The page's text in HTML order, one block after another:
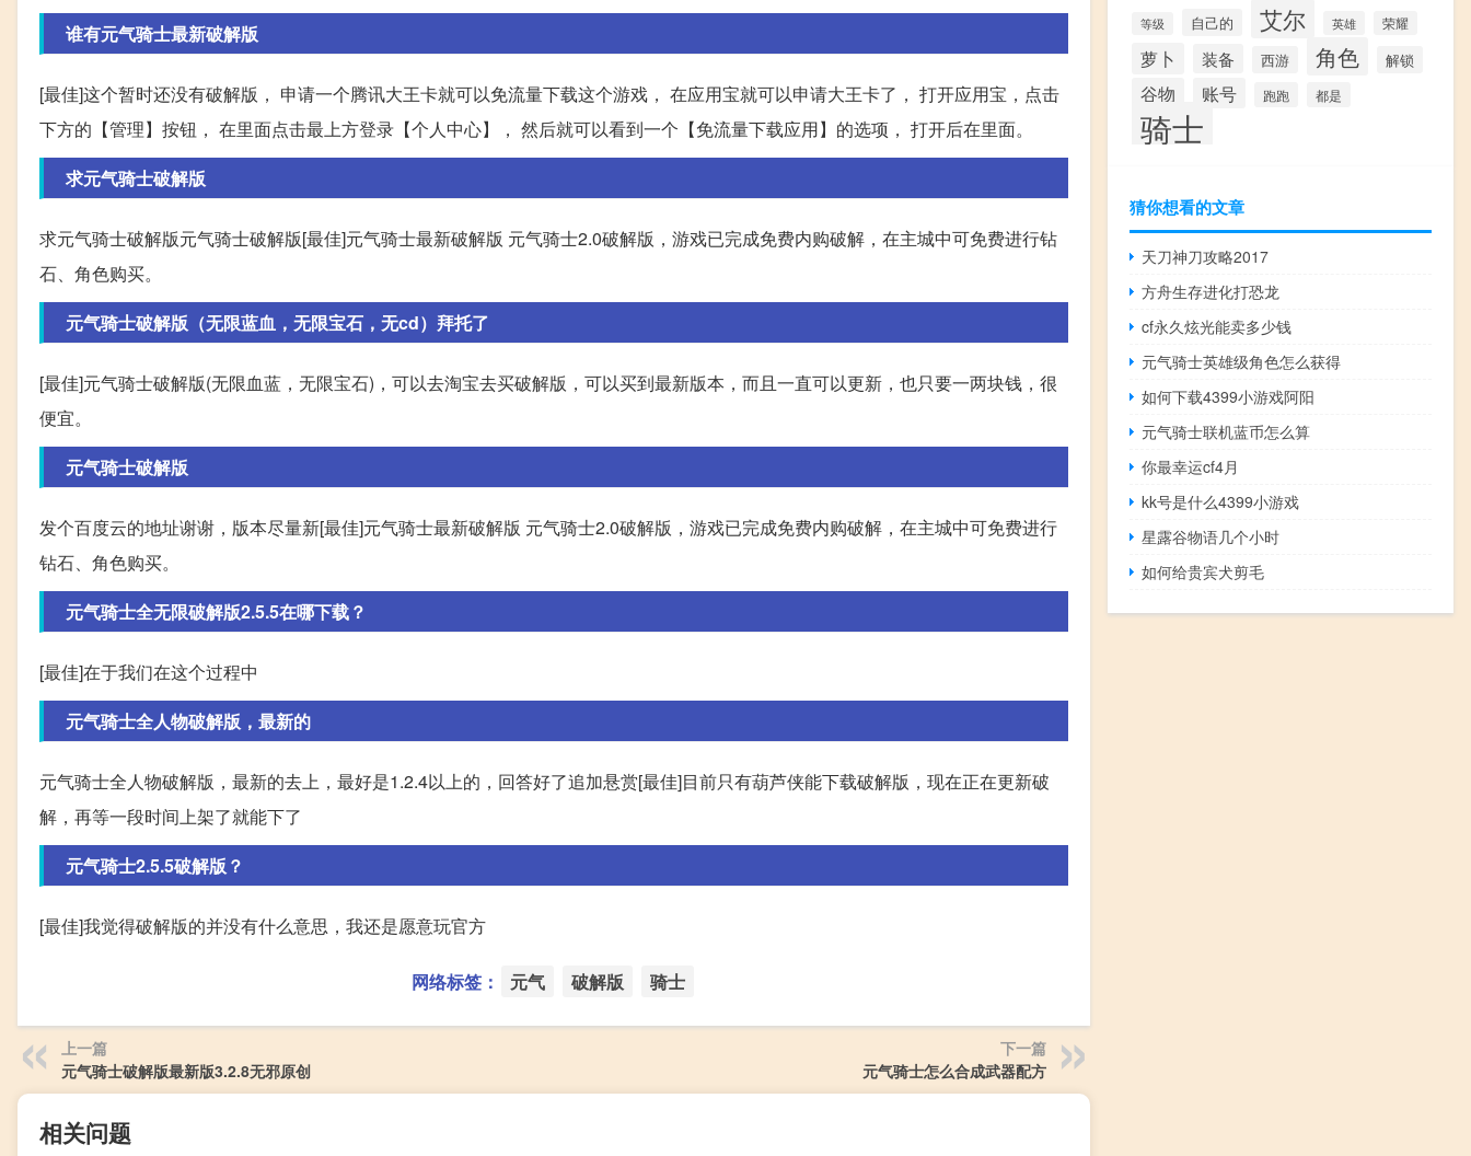
谁有元气骑士最新破解版
[最佳]这个暂时还没有破解版， 申请一个腾讯大王卡就可以免流量下载这个游戏， 在应用宝就可以申请大王卡了， 打开应用宝，点击
下方的【管理】按钮， 在里面点击最上方登录【个人中心】， 然后就可以看到一个【免流量下载应用】的选项， 打开后在里面。
求元气骑士破解版
求元气骑士破解版元气骑士破解版[最佳]元气骑士最新破解版 元气骑士2.0破解版，游戏已完成免费内购破解，在主城中可免费进行钻
石、角色购买。
元气骑士破解版（无限蓝血，无限宝石，无cd）拜托了
[最佳]元气骑士破解版(无限血蓝，无限宝石)，可以去淘宝去买破解版，可以买到最新版本，而且一直可以更新，也只要一两块钱，很
便宜。
元气骑士破解版
发个百度云的地址谢谢，版本尽量新[最佳]元气骑士最新破解版 元气骑士2.0破解版，游戏已完成免费内购破解，在主城中可免费进行
钻石、角色购买。
元气骑士全无限破解版2.5.5在哪下载？
[最佳]在于我们在这个过程中
元气骑士全人物破解版，最新的
元气骑士全人物破解版，最新的去上，最好是1.2.4以上的，回答好了追加悬赏[最佳]目前只有葫芦侠能下载破解版，现在正在更新破
解，再等一段时间上架了就能下了
元气骑士2.5.5破解版？
[最佳]我觉得破解版的并没有什么意思，我还是愿意玩官方
网络标签： 元气 破解版 骑士
上一篇
元气骑士破解版最新版3.2.8无邪原创
下一篇
元气骑士怎么合成武器配方
相关问题
等级 自己的 艾尔 英雄 荣耀
萝卜 装备 西游 角色 解锁
谷物 账号 跑跑 都是
骑士
猜你想看的文章
天刀神刀攻略2017
方舟生存进化打恐龙
cf永久炫光能卖多少钱
元气骑士英雄级角色怎么获得
如何下载4399小游戏阿阳
元气骑士联机蓝币怎么算
你最幸运cf4月
kk号是什么4399小游戏
星露谷物语几个小时
如何给贵宾犬剪毛